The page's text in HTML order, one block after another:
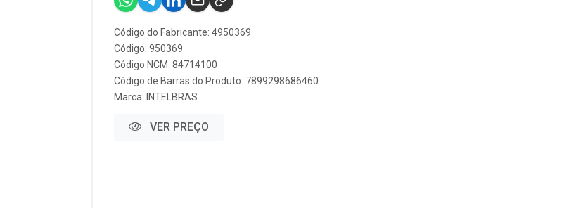
Código do Fabricante: 4950369
Código: 950369
Código NCM: 84714100
Código de Barras do Produto: 7899298686460
Marca: INTELBRAS
VER PREÇO